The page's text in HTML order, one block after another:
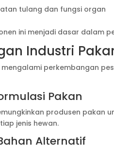
tulang dan fungsi organ
ini menjadi dasar dalam
Industri
perkembangan
Pakan
produsen pakan
jenis hewan.
Alternatif